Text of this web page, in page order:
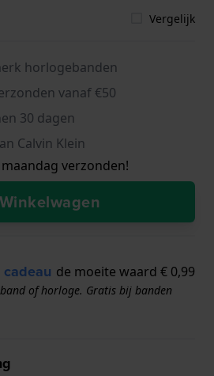
Vergelijk
horlogebanden
vanaf €50
30 dagen
Calvin Klein
verzonden!
de moeite waard € 0,99
of horloge. Gratis bij banden